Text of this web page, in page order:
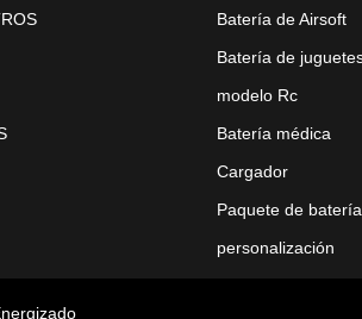
Batería de Airsoft
Batería de
modelo Rc
Batería médica
Cargador
Paquete de
personalización